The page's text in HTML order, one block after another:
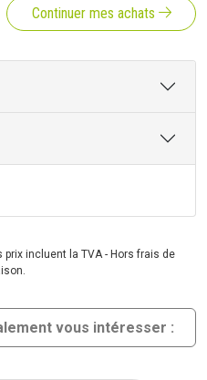
Continuer mes achats
incluent la TVA - Hors frais de
vous intéresser :